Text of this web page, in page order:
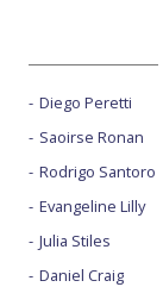
Diego Peretti
Saoirse Ronan
Rodrigo Santoro
Evangeline Lilly
Julia Stiles
Daniel Craig